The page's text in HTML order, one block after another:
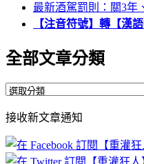
最新酒駕罰則：關3年
【注音符號】轉【漢
全部文章分類
全
文
章
分
接收新文章通知